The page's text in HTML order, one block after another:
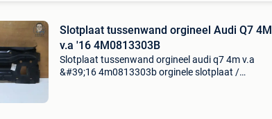
Slotplaat tussenwand orgineel Audi Q7 4M
v.a '16 4M0813303B
Slotplaat tussenwand orgineel audi q7 4m v.a
&#39;16 4m0813303b orginele slotplaat /